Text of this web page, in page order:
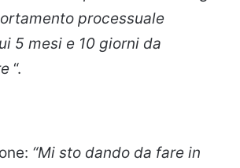
processuale
5 mesi e 10 giorni da
“.
“Mi sto dando da fare in